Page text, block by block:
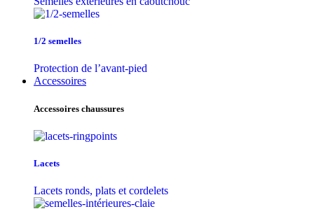
1/2 semelles
Protection de l’avant-pied
Accessoires
Accessoires chaussures
Lacets
Lacets ronds, plats et cordelets